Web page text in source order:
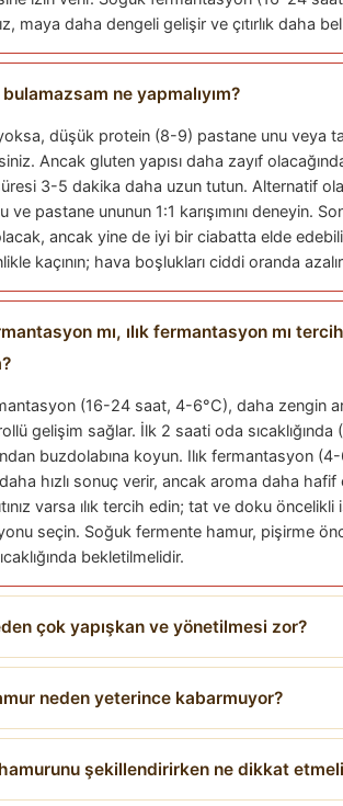
maya daha dengeli gelişir ve çıtırlık daha
ne yapmalıyım?
düşük protein (8-9) pastane unu veya
Ancak gluten yapısı daha zayıf
3-5 dakika daha uzun tutun. Alternatif
ve pastane ununun 1:1 karışımını deneyin.
ancak yine de iyi bir ciabatta elde
kaçının; hava boşlukları ciddi oranda
mı, ılık fermantasyon mı tercih
(16-24 saat, 4-6°C), daha zengin
gelişim sağlar. İlk 2 saati oda
buzdolabına koyun. Ilık fermantasyon
hızlı sonuç verir, ancak aroma daha hafif
varsa ılık tercih edin; tat ve doku
seçin. Soğuk fermente hamur, pişirme
bekletilmelidir.
çok yapışkan ve yönetilmesi zor?
neden yeterince kabarmuyor?
şekillendirirken ne dikkat